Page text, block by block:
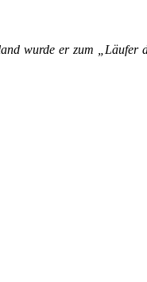
wurde er zum „Läufer